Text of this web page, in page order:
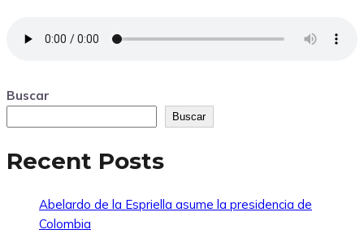
Buscar
Buscar
Recent Posts
Abelardo de la Espriella asume la presidencia de
Colombia